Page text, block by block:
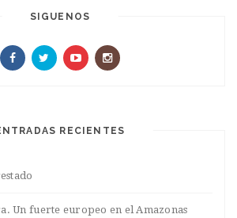
SIGUENOS
RECIENTES
Un fuerte europeo en el Amazonas